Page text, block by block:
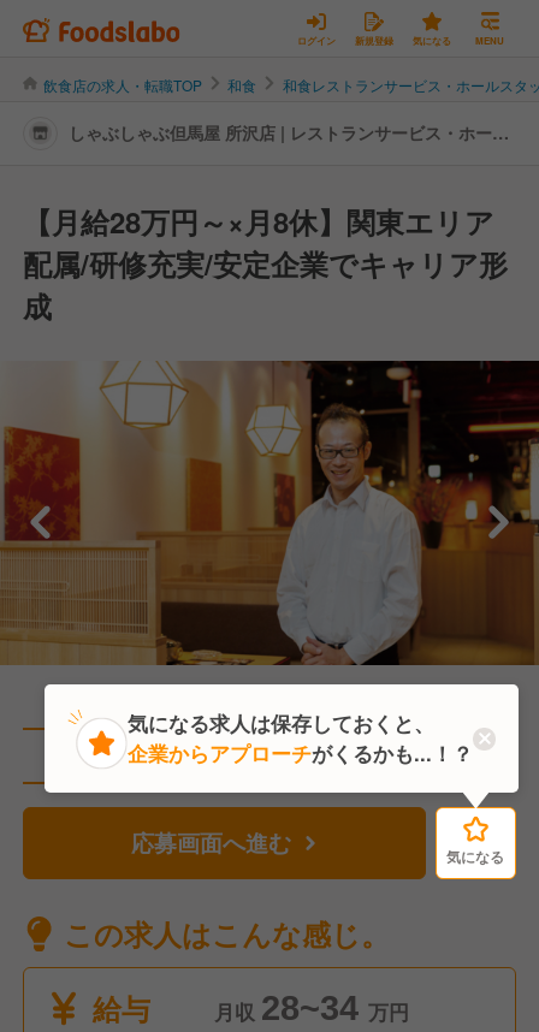
ログイン 新規登録 気になる MENU
飲食店の求人・転職TOP 和食 和食レストランサービス・ホールスタ
しゃぶしゃぶ但馬屋 所沢店 | レストランサービス・ホール
【月給28万円～×月8休】関東エリア
配属/研修充実/安定企業でキャリア形
成
直近1人がこの求人を検討中
応募画面へ進む 気になる
この求人はこんな感じ。
給与
月収 28~34 万円
気になる
気になる求人は保存しておくと、
企業からアプローチがくるかも...！？